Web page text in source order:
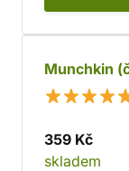
Munchkin
359 Kč
skladem